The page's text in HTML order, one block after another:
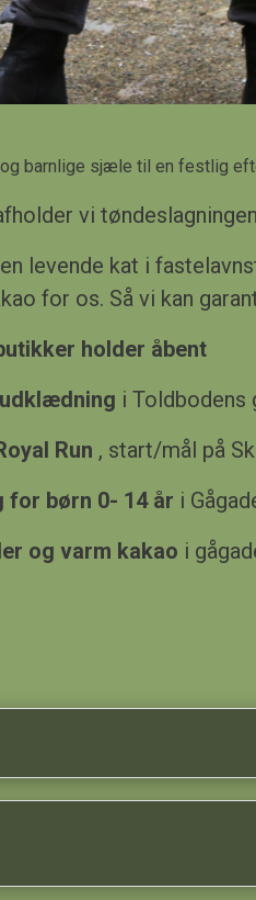
barnlige sjæle til en festlig
vi
levende kat i
for os. Så vi kan
holder åbent
i Toldbodens
Run , start/mål på
for børn 0- 14 år i
og varm kakao i